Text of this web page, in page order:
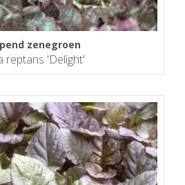
zenegroen
reptans 'Delight'